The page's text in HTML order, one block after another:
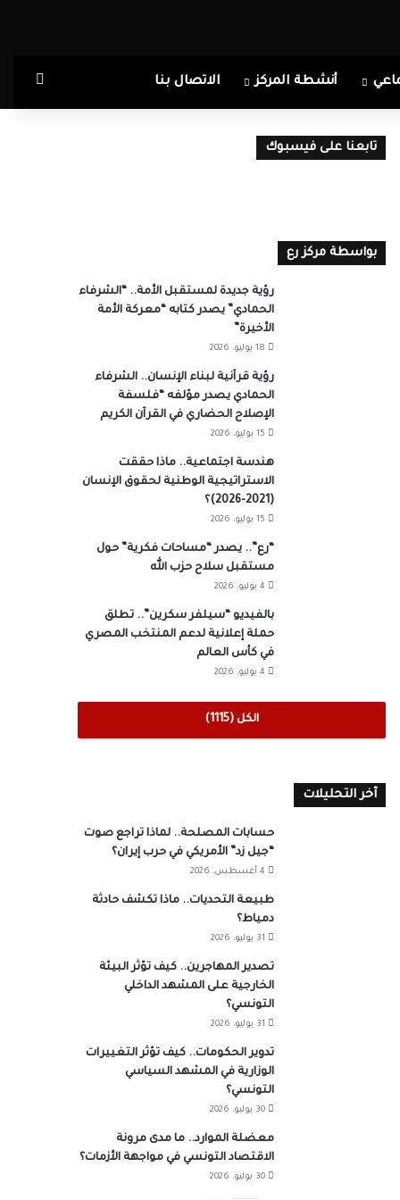
أنشطة المركز الاتصال بنا
تابعنا على فيسبوك
بواسطة مركز رع
رؤية جديدة لمستقبل الأمة.. “الشرفاء
الحمادي” يصدر كتابه “معركة الأمة
الأخيرة”
18 يوليو، 2026
رؤية قرآنية لبناء الإنسان.. الشرفاء
الحمادي يصدر مؤلفه “فلسفة
الإصلاح الحضاري في القرآن الكريم
15 يوليو، 2026
هندسة اجتماعية.. ماذا حققت
الاستراتيجية الوطنية لحقوق الإنسان
(2021-2026)؟
15 يوليو، 2026
“رع”.. يصدر “مساحات فكرية” حول
مستقبل سلاح حزب الله
4 يوليو، 2026
بالفيديو “سيلفر سكرين”.. تطلق
حملة إعلانية لدعم المنتخب المصري
في كأس العالم
4 يوليو، 2026
الكل (1115)
آخر التحليلات
حسابات المصلحة.. لماذا تراجع صوت
“جيل زد” الأمريكي في حرب إيران؟
4 أغسطس، 2026
طبيعة التحديات.. ماذا تكشف حادثة
دمياط؟
31 يوليو، 2026
تصدير المهاجرين.. كيف تؤثر البيئة
الخارجية على المشهد الداخلي
التونسي؟
31 يوليو، 2026
تدوير الحكومات.. كيف تؤثر التغييرات
الوزارية في المشهد السياسي
التونسي؟
30 يوليو، 2026
معضلة الموارد.. ما مدى مرونة
الاقتصاد التونسي في مواجهة الأزمات؟
30 يوليو، 2026